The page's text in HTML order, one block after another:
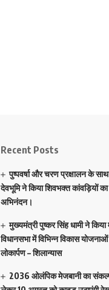
Recent Posts
पुष्पवर्षा और चरण प्रक्षालन के साथ
देवभूमि ने किया शिवभक्त कांवड़ियों का
अभिनंदन।
मुख्यमंत्री पुष्कर सिंह धामी ने किया
विधानसभा में विभिन्न विकास
लोकार्पण – शिलान्यास
2036 ओलंपिक मेजबानी का